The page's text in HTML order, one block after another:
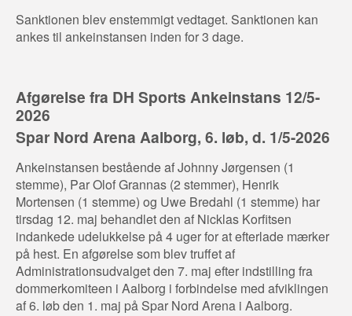
Sanktionen blev enstemmigt vedtaget. Sanktionen kan
ankes til ankeinstansen inden for 3 dage.
Afgørelse fra DH Sports Ankeinstans 12/5-
2026
Spar Nord Arena Aalborg, 6. løb, d. 1/5-2026
Ankeinstansen bestående af Johnny Jørgensen (1
stemme), Par Olof Grannas (2 stemmer), Henrik
Mortensen (1 stemme) og Uwe Bredahl (1 stemme) har
tirsdag 12. maj behandlet den af Nicklas Korfitsen
indankede udelukkelse på 4 uger for at efterlade mærker
på hest. En afgørelse som blev truffet af
Administrationsudvalget den 7. maj efter indstilling fra
dommerkomiteen i Aalborg i forbindelse med afviklingen
af 6. løb den 1. maj på Spar Nord Arena i Aalborg.